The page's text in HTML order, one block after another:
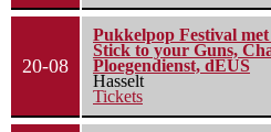
20-08
Pukkelpop Festival
Stick to your Guns,
Ploegendienst, dEUS
Hasselt
Tickets